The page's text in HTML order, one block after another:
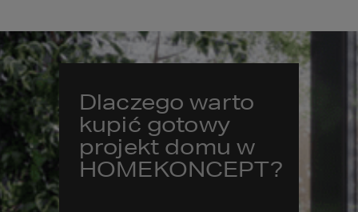
Dlaczego warto
kupić gotowy
projekt domu w
HOMEKONCEPT?